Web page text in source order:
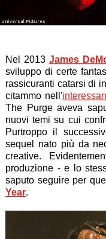
Universal Pictures
Nel 2013 James
sviluppo di certe
rassicuranti catarsi di
citammo nell'
The Purge aveva
nuovi temi su cui
Purtroppo il
sequel nato più da
creative.
produzione - e lo
saputo seguire per
Year.